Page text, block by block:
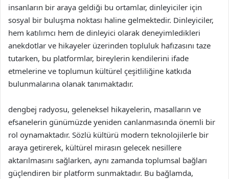
insanların bir araya geldiği bu ortamlar, dinleyiciler için
sosyal bir buluşma noktası haline gelmektedir. Dinleyiciler,
hem katılımcı hem de dinleyici olarak deneyimledikleri
anekdotlar ve hikayeler üzerinden topluluk hafızasını taze
tutarken, bu platformlar, bireylerin kendilerini ifade
etmelerine ve toplumun kültürel çeşitliliğine katkıda
bulunmalarına olanak tanımaktadır.
dengbej radyosu, geleneksel hikayelerin, masalların ve
efsanelerin günümüzde yeniden canlanmasında önemli bir
rol oynamaktadır. Sözlü kültürü modern teknolojilerle bir
araya getirerek, kültürel mirasın gelecek nesillere
aktarılmasını sağlarken, aynı zamanda toplumsal bağları
güçlendiren bir platform sunmaktadır. Bu bağlamda,